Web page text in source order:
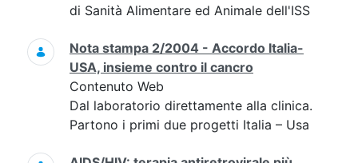
di Sanità Alimentare ed Animale dell'ISS
Nota stampa 2/2004 - Accordo Italia-
USA, insieme contro il cancro
Contenuto Web
Dal laboratorio direttamente alla clinica.
Partono i primi due progetti Italia – Usa